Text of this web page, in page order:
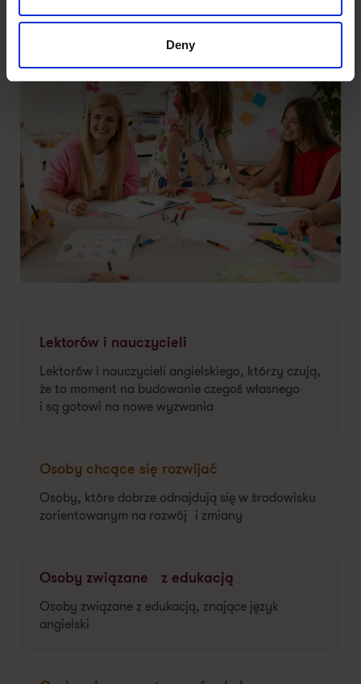
Deny
Lektorów i nauczycieli
Lektorów i nauczycieli angielskiego, którzy czują,
że to moment na budowanie czegoś własnego
i są gotowi na nowe wyzwania
Osoby chcące się rozwijać
Osoby, które dobrze odnajdują się w środowisku
zorientowanym na rozwój i zmiany
Osoby związane z edukacją
Osoby związane z edukacją, znające język
angielski